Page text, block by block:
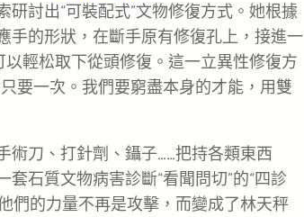
討出“可裝配式”文物修復方式。她根據
手的形狀，在斷手原有修復孔上，接進一
輕松取下從頭修復。這一立異性修復方
要一次。我們要窮盡本身的才能，用雙
術刀、打針劑、鑷子……把持各類東西
套石質文物病害診斷“看聞問切”的“四診
們的力量不再是攻擊，而變成了林天秤